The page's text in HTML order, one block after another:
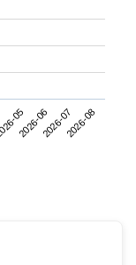
05
2026-062026-072026-08